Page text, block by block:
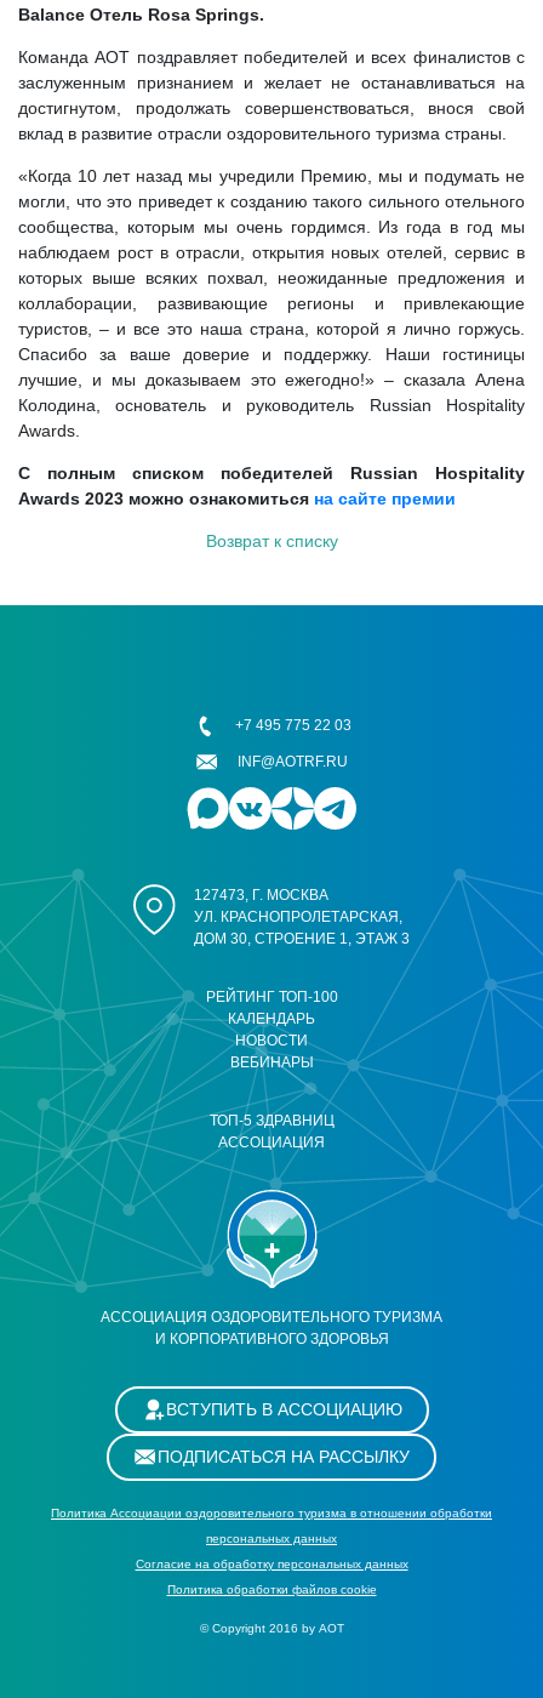
Balance Отель Rosa Springs.
Команда АОТ поздравляет победителей и всех финалистов с
заслуженным признанием и желает не останавливаться на
достигнутом, продолжать совершенствоваться, внося свой
вклад в развитие отрасли оздоровительного туризма страны.
«Когда 10 лет назад мы учредили Премию, мы и подумать не
могли, что это приведет к созданию такого сильного отельного
сообщества, которым мы очень гордимся. Из года в год мы
наблюдаем рост в отрасли, открытия новых отелей, сервис в
которых выше всяких похвал, неожиданные предложения и
коллаборации, развивающие регионы и привлекающие
туристов, – и все это наша страна, которой я лично горжусь.
Спасибо за ваше доверие и поддержку. Наши гостиницы
лучшие, и мы доказываем это ежегодно!» – сказала Алена
Колодина, основатель и руководитель Russian Hospitality
Awards.
С полным списком победителей Russian Hospitality
Awards 2023 можно ознакомиться на сайте премии
Возврат к списку
АССОЦИАЦИЯ ОЗДОРОВИТЕЛЬНОГО ТУРИЗМА
И КОРПОРАТИВНОГО ЗДОРОВЬЯ
РЕЙТИНГ ТОП-100
КАЛЕНДАРЬ
НОВОСТИ
ВЕБИНАРЫ
ТОП-5 ЗДРАВНИЦ
АССОЦИАЦИЯ
127473, Г. МОСКВА
УЛ. КРАСНОПРОЛЕТАРСКАЯ,
ДОМ 30, СТРОЕНИЕ 1, ЭТАЖ 3
+7 495 775 22 03
INF@AOTRF.RU
ВСТУПИТЬ В АССОЦИАЦИЮ
ПОДПИСАТЬСЯ НА РАССЫЛКУ
Политика Ассоциации оздоровительного туризма в отношении обработки
персональных данных
Cогласие на обработку персональных данных
Политика обработки файлов cookie
© Copyright 2016 by АОТ